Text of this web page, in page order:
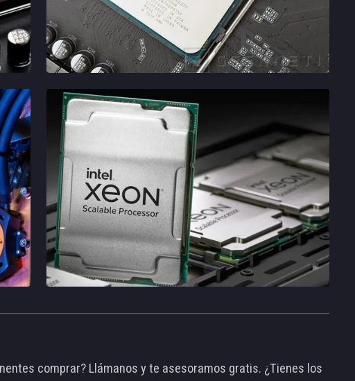
comprar? Llámanos y te asesoramos gratis. ¿Tienes los